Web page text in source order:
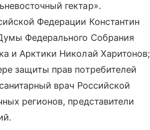
гектар».
Федерации Константин
Федерального Собрания
и Арктики Николай Харитонов;
защиты прав потребителей
врач Российской
регионов, представители